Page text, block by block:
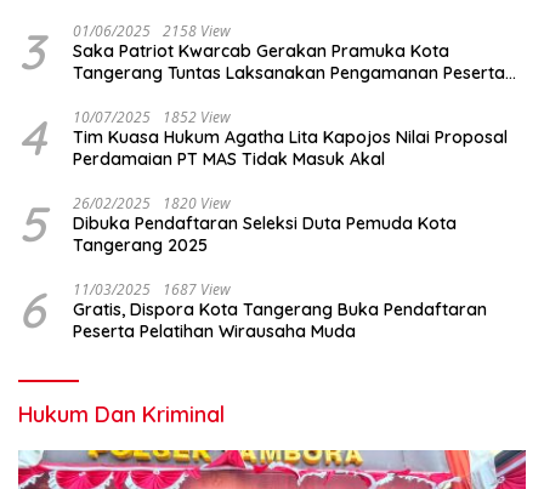
3 01/06/2025 2158 View
Saka Patriot Kwarcab Gerakan Pramuka Kota
Tangerang Tuntas Laksanakan Pengamanan Peserta
4 10/07/2025 1852 View
Tim Kuasa Hukum Agatha Lita Kapojos Nilai Proposal
Perdamaian PT MAS Tidak Masuk Akal
5 26/02/2025 1820 View
Dibuka Pendaftaran Seleksi Duta Pemuda Kota
Tangerang 2025
6 11/03/2025 1687 View
Gratis, Dispora Kota Tangerang Buka Pendaftaran
Peserta Pelatihan Wirausaha Muda
Hukum Dan Kriminal